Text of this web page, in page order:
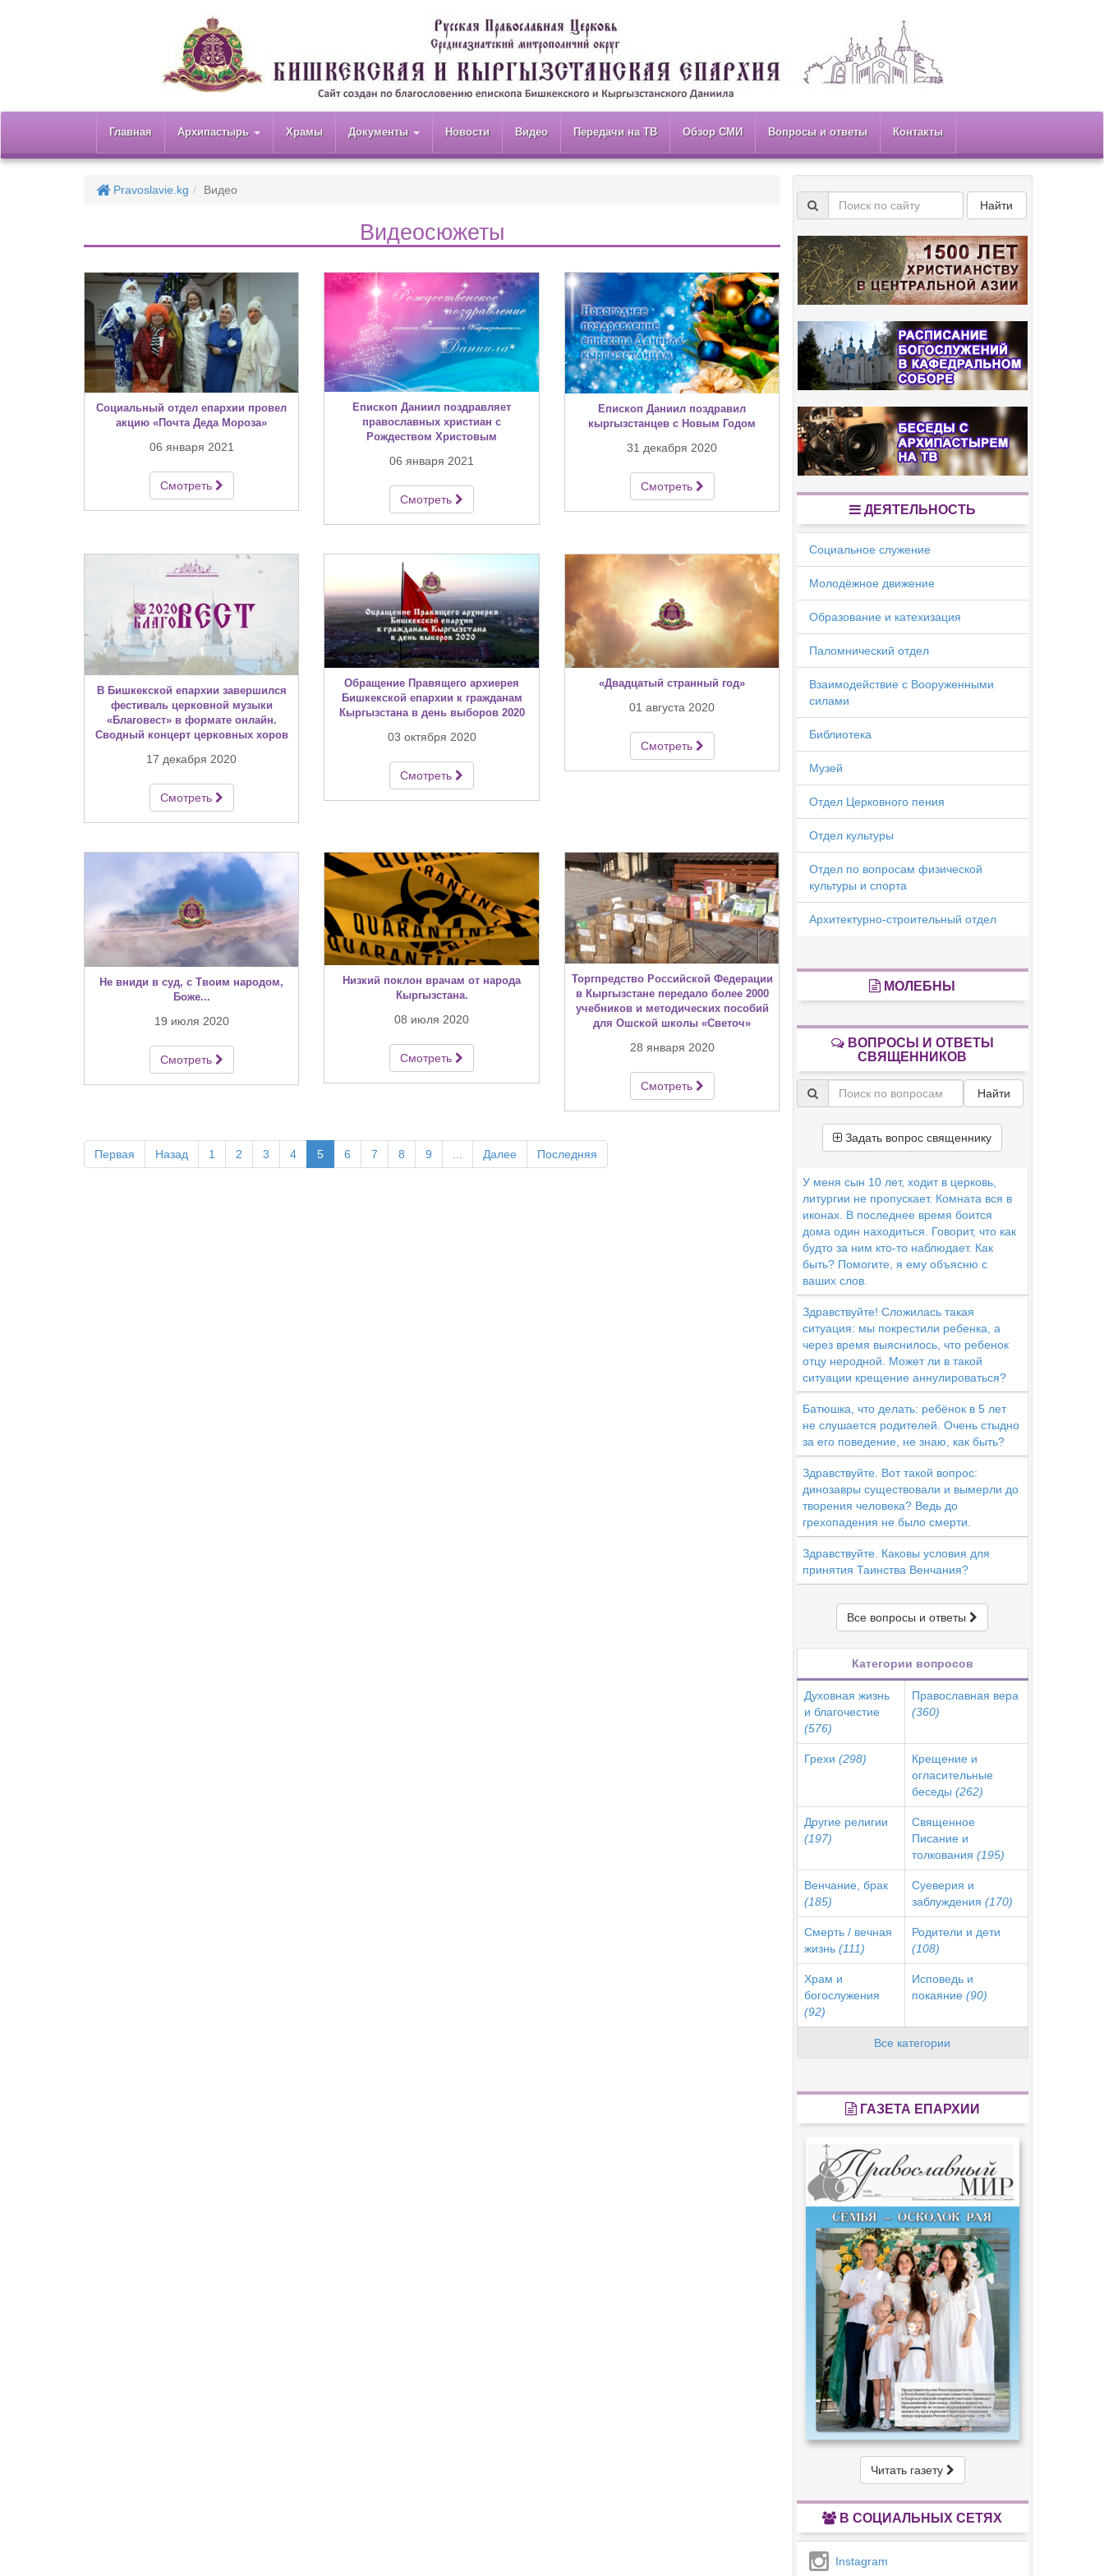
Главная Архипастырь Храмы Документы Новости Видео Передачи на ТВ Обзор СМИ Вопросы и ответы Контакты
Pravoslavie.kg Видео
Видеосюжеты
Социальный отдел епархии провел
акцию «Почта Деда Мороза»
06 января 2021
Смотреть
Епископ Даниил поздравляет
православных христиан с
Рождеством Христовым
06 января 2021
Смотреть
Епископ Даниил поздравил
кыргызстанцев с Новым Годом
31 декабря 2020
Смотреть
В Бишкекской епархии завершился
фестиваль церковной музыки
«Благовест» в формате онлайн.
Сводный концерт церковных хоров
17 декабря 2020
Смотреть
Обращение Правящего архиерея
Бишкекской епархии к гражданам
Кыргызстана в день выборов 2020
03 октября 2020
Смотреть
«Двадцатый странный год»
01 августа 2020
Смотреть
Не вниди в суд, с Твоим народом,
Боже...
19 июля 2020
Смотреть
Низкий поклон врачам от народа
Кыргызстана.
08 июля 2020
Смотреть
Торгпредство Российской Федерации
в Кыргызстане передало более 2000
учебников и методических пособий
для Ошской школы «Светоч»
28 января 2020
Смотреть
Первая Назад 1 2 3 4 5 6 7 8 9 Далее Последняя
Найти
ДЕЯТЕЛЬНОСТЬ
Социальное служение
Молодёжное движение
Образование и катехизация
Паломнический отдел
Взаимодействие с Вооруженными
силами
Библиотека
Музей
Отдел Церковного пения
Отдел культуры
Отдел по вопросам физической
культуры и спорта
Архитектурно-строительный отдел
МОЛЕБНЫ
ВОПРОСЫ И ОТВЕТЫ
СВЯЩЕННИКОВ
Найти
Задать вопрос священнику
У меня сын 10 лет, ходит в церковь,
литургии не пропускает. Комната вся в
иконах. В последнее время боится
дома один находиться. Говорит, что как
будто за ним кто-то наблюдает. Как
быть? Помогите, я ему объясню с
ваших слов.
Здравствуйте! Сложилась такая
ситуация: мы покрестили ребенка, а
через время выяснилось, что ребенок
отцу неродной. Может ли в такой
ситуации крещение аннулироваться?
Батюшка, что делать: ребёнок в 5 лет
не слушается родителей. Очень стыдно
за его поведение, не знаю, как быть?
Здравствуйте. Вот такой вопрос:
динозавры существовали и вымерли до
творения человека? Ведь до
грехопадения не было смерти.
Здравствуйте. Каковы условия для
принятия Таинства Венчания?
Все вопросы и ответы
Категории вопросов
Духовная жизнь
и благочестие
(576)
Православная вера
(360)
Грехи (298)
Крещение и
огласительные
беседы (262)
Другие религии
(197)
Священное
Писание и
толкования (195)
Венчание, брак
(185)
Суеверия и
заблуждения (170)
Смерть / вечная
жизнь (111)
Родители и дети
(108)
Храм и
богослужения
(92)
Исповедь и
покаяние (90)
Все категории
ГАЗЕТА ЕПАРХИИ
Читать газету
В СОЦИАЛЬНЫХ СЕТЯХ
Instagram